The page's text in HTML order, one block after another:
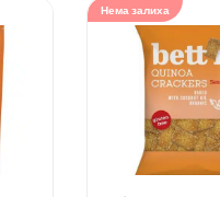
Нема залиха